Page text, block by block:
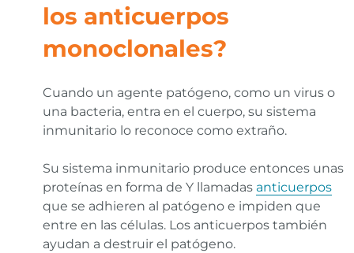
los anticuerpos
monoclonales?
Cuando un agente patógeno, como un virus o
una bacteria, entra en el cuerpo, su sistema
inmunitario lo reconoce como extraño.
Su sistema inmunitario produce entonces unas
proteínas en forma de Y llamadas anticuerpos
que se adhieren al patógeno e impiden que
entre en las células. Los anticuerpos también
ayudan a destruir el patógeno.